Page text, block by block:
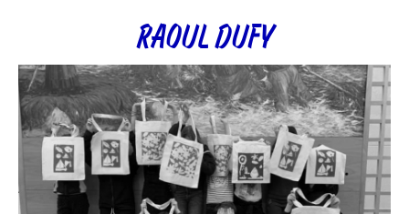
RAOUL DUFY